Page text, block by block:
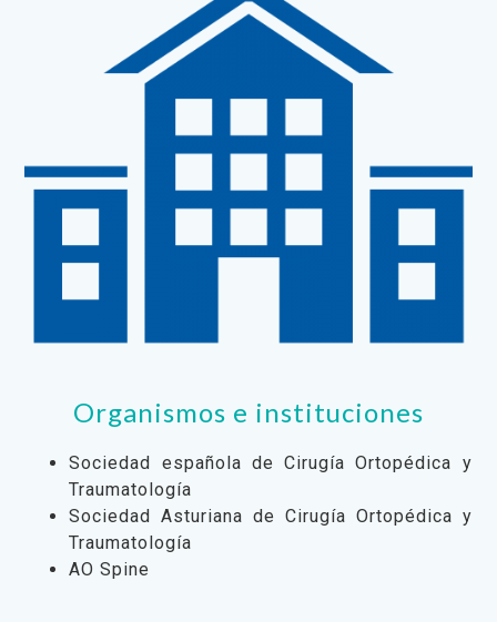
Organismos e instituciones
Sociedad española de Cirugía Ortopédica y
Traumatología
Sociedad Asturiana de Cirugía Ortopédica y
Traumatología
AO Spine